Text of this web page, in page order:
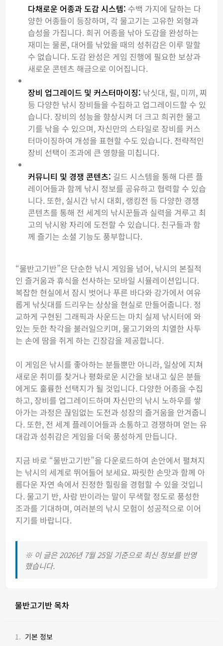
다채로운 어종과 도감 시스템: 수백 가지에 달하는 다
양한 어종들이 등장하며, 각 물고기는 고유한 외형과
습성을 가집니다. 희귀 어종을 낚아 도감을 완성하는
재미는 물론, 대어를 낚았을 때의 성취감은 이루 말할
수 없습니다. 도감 완성은 게임 진행에 필요한 보상과
새로운 콘텐츠 해금으로 이어집니다.
장비 업그레이드 및 커스터마이징: 낚싯대, 릴, 미끼, 찌
등 다양한 낚시 장비들을 수집하고 업그레이드할 수 있
습니다. 장비의 성능을 향상시켜 더 크고 희귀한 물고
기를 낚을 수 있으며, 자신만의 스타일로 장비를 커스
터마이징하여 개성을 표현할 수도 있습니다. 전략적인
장비 선택이 조과에 큰 영향을 미칩니다.
커뮤니티 및 경쟁 콘텐츠: 길드 시스템을 통해 다른 플
레이어들과 함께 낚시 정보를 공유하고 협력할 수 있습
니다. 또한, 실시간 낚시 대회, 랭킹전 등 다양한 경쟁
콘텐츠를 통해 전 세계의 낚시꾼들과 실력을 겨루고 최
고의 낚시왕 자리에 도전할 수 있습니다. 친구들과 함
께 즐기는 소셜 기능도 풍부합니다.
“물반고기반”은 단순한 낚시 게임을 넘어, 낚시의 본질적
인 즐거움과 휴식을 선사하는 모바일 시뮬레이션입니다.
복잡한 현실에서 잠시 벗어나 푸른 바다와 강가에서 여유
롭게 낚싯대를 드리우는 상상을 현실로 만들어줍니다. 정
교하게 구현된 그래픽과 사운드는 마치 실제 낚시터에 와
있는 듯한 착각을 불러일으키며, 물고기와의 치열한 사투
는 손에 땀을 쥐게 하는 긴장감을 제공합니다.
이 게임은 낚시를 좋아하는 분들뿐만 아니라, 일상에 지쳐
새로운 취미를 찾거나 평화로운 시간을 보내고 싶은 분들
에게도 훌륭한 선택지가 될 것입니다. 다양한 어종을 수집
하고, 장비를 업그레이드하며 자신만의 낚시 노하우를 쌓
아가는 과정은 끊임없는 도전과 성장의 즐거움을 안겨줍니
다. 또한, 전 세계 플레이어들과 소통하고 경쟁하며 얻는 유
대감과 성취감은 게임을 더욱 풍성하게 만듭니다.
지금 바로 “물반고기반”을 다운로드하여 손안에서 펼쳐지
는 낚시의 세계로 뛰어들어 보세요. 짜릿한 손맛과 함께 아
름다운 자연 속에서 진정한 힐링을 경험할 수 있을 것입니
다. 물고기 반, 사람 반이라는 말이 무색할 정도로 풍성한
조과를 기대하며, 여러분의 낚시 모험이 성공적으로 이어
지기를 바랍니다.
※ 이 글은 2026년 7월 25일 기준으로 최신 정보를 반영
했습니다.
물반고기반 목차
기본 정보